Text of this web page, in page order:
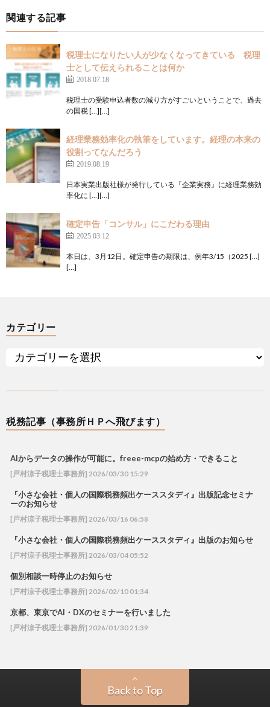
関連する記事
税理士になりたい人が少なくなってきている 税理
士として伝えられることは何か
2018.07.18
税理士の受験申込者数の減り方がすごいということで、過去
の国税 […][…]
経理業務効率化の執筆をしています。経理の本来の
役割ってなんだろう
2019.08.19
日本実業出版社様が発行している『企業実務』に経理業務効
率化に […][…]
確定申告「コンサル」にこだわる理由
2025.03.12
本日は、3月12日。確定申告の期限は、例年3/15（2025 […]
[…]
カテゴリー
税務記事（事務所ＨＰへ飛びます）
AIからデータの操作が可能に。freee-mcpの始め方・できること
[戸村涼子税理士事務所] 2026/03/30 15:29
『小さな会社・個人の国際税務頻出ケーススタディ』出版記念セミナ
ーのお知らせ
[戸村涼子税理士事務所] 2026/03/16 06:58
『小さな会社・個人の国際税務頻出ケーススタディ』出版のお知らせ
[戸村涼子税理士事務所] 2026/03/04 05:52
個別相談一時停止のお知らせ
[戸村涼子税理士事務所] 2026/02/10 01:34
京都、東京でAI・DXのセミナーを行いました
[戸村涼子税理士事務所] 2026/01/30 21:39
Back to Top